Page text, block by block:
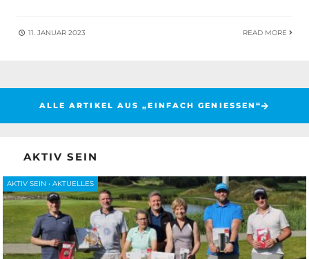
11. JANUAR 2023 READ MORE
ALLE ARTIKEL AUS „EINFACH GENIESSEN“
AKTIV SEIN
AKTIV SEIN • AKTUELLES